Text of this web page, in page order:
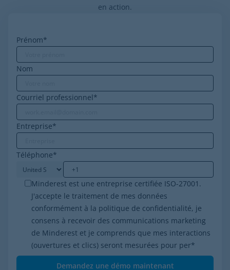
en action.
Prénom*
Nom
Courriel professionnel*
Entreprise*
Téléphone*
Minderest est une entreprise certifiée ISO-27001.
J'accepte le traitement de mes données
conformément à la politique de confidentialité, je
consens à recevoir des communications marketing
de Minderest et je comprends que mes interactions
(ouvertures et clics) seront mesurées pour per*